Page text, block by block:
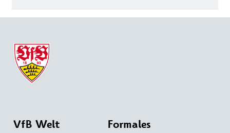
VfB Welt Formales